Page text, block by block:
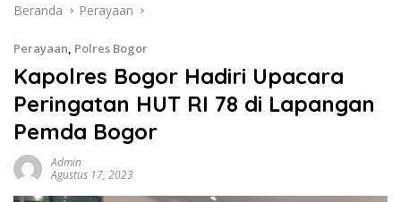
Beranda Perayaan
Perayaan, Polres Bogor
Kapolres Bogor Hadiri Upacara
Peringatan HUT RI 78 di Lapangan
Pemda Bogor
Admin
Agustus 17, 2023